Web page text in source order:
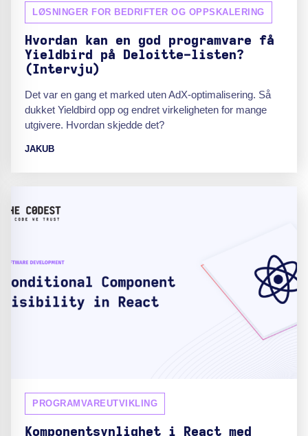
LØSNINGER FOR BEDRIFTER OG OPPSKALERING
Hvordan kan en god programvare få
Yieldbird på Deloitte-listen?
(Intervju)
Det var en gang et marked uten AdX-optimalisering. Så
dukket Yieldbird opp og endret virkeligheten for mange
utgivere. Hvordan skjedde det?
JAKUB
PROGRAMVAREUTVIKLING
Komponentsynlighet i React med